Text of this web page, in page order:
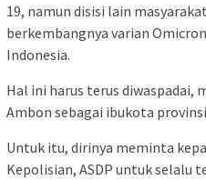
19, namun disisi lain
berkembangnya varian
Indonesia.
Hal ini harus terus diwaspadai,
Ambon sebagai ibukota
Untuk itu, dirinya meminta
Kepolisian, ASDP untuk selalu